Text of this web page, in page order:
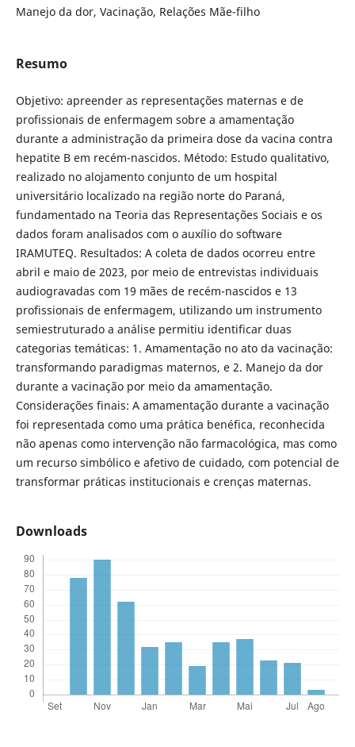
Manejo da dor, Vacinação, Relações Mãe-filho
Resumo
Objetivo: apreender as representações maternas e de
profissionais de enfermagem sobre a amamentação
durante a administração da primeira dose da vacina contra
hepatite B em recém-nascidos. Método: Estudo qualitativo,
realizado no alojamento conjunto de um hospital
universitário localizado na região norte do Paraná,
fundamentado na Teoria das Representações Sociais e os
dados foram analisados com o auxílio do software
IRAMUTEQ. Resultados: A coleta de dados ocorreu entre
abril e maio de 2023, por meio de entrevistas individuais
audiogravadas com 19 mães de recém-nascidos e 13
profissionais de enfermagem, utilizando um instrumento
semiestruturado a análise permitiu identificar duas
categorias temáticas: 1. Amamentação no ato da vacinação:
transformando paradigmas maternos, e 2. Manejo da dor
durante a vacinação por meio da amamentação.
Considerações finais: A amamentação durante a vacinação
foi representada como uma prática benéfica, reconhecida
não apenas como intervenção não farmacológica, mas como
um recurso simbólico e afetivo de cuidado, com potencial de
transformar práticas institucionais e crenças maternas.
Downloads